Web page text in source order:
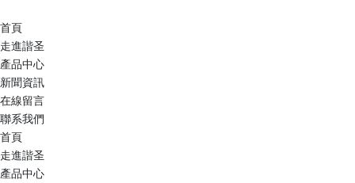
首頁
走進諧圣
產品中心
新聞資訊
在線留言
聯系我們
首頁
走進諧圣
產品中心